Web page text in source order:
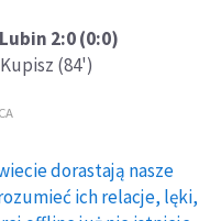
2:0 (0:0)
(84')
dorastają nasze
ich relacje, lęki,